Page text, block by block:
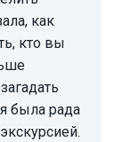
как
кто вы
была рада